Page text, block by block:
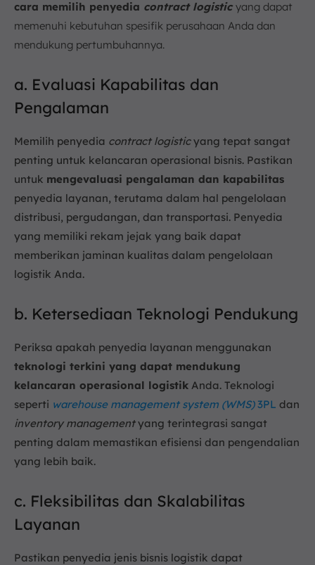
cara memilih penyedia contract logistic yang dapat
memenuhi kebutuhan spesifik perusahaan Anda dan
mendukung pertumbuhannya.
a. Evaluasi Kapabilitas dan
Pengalaman
Memilih penyedia contract logisticyang tepat sangat
penting untuk kelancaran operasional bisnis. Pastikan
untuk mengevaluasi pengalaman dan kapabilitas
penyedia layanan, terutama dalam hal pengelolaan
distribusi, pergudangan, dan transportasi. Penyedia
yang memiliki rekam jejak yang baik dapat
memberikan jaminan kualitas dalam pengelolaan
logistik Anda.
b. Ketersediaan Teknologi Pendukung
Periksa apakah penyedia layanan menggunakan
teknologi terkini yang dapat mendukung
kelancaran operasional logistik Anda. Teknologi
seperti warehouse management system (WMS)3PL dan
inventory managementyang terintegrasi sangat
penting dalam memastikan efisiensi dan pengendalian
yang lebih baik.
c. Fleksibilitas dan Skalabilitas
Layanan
Pastikan penyedia jenis bisnis logistik dapat